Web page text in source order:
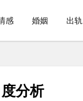
感 婚姻 出轨
分析